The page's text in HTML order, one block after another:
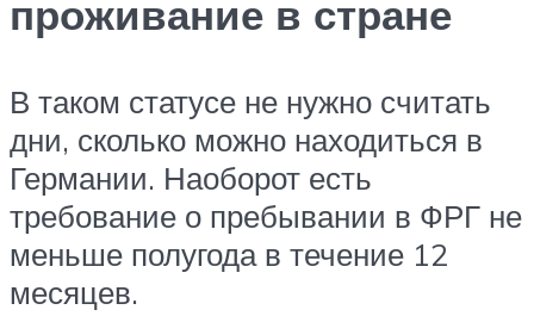
проживание в стране
В таком статусе не нужно считать
дни, сколько можно находиться в
Германии. Наоборот есть
требование о пребывании в ФРГ не
меньше полугода в течение 12
месяцев.